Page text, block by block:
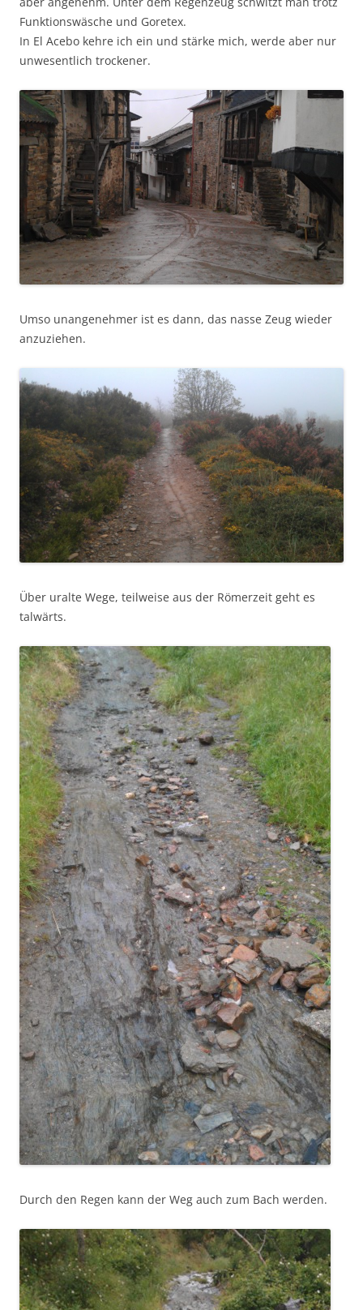
Funktionswäsche und Goretex.
In El Acebo kehre ich ein und stärke mich, werde aber nur
unwesentlich trockener.
Umso unangenehmer ist es dann, das nasse Zeug wieder
anzuziehen.
Über uralte Wege, teilweise aus der Römerzeit geht es
talwärts.
Durch den Regen kann der Weg auch zum Bach werden.